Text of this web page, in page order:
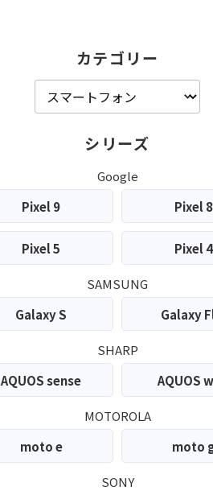
カテゴリー
シリーズ
Google
Pixel 9 Pixel 8
Pixel 5 Pixel 4
SAMSUNG
Galaxy S Galaxy
SHARP
AQUOS sense AQUOS
MOTOROLA
moto e moto
SONY